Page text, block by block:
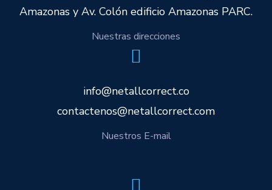
Amazonas y Av. Colón edificio Amazonas PARC.
Nuestras direcciones
info@netallcorrect.co
contactenos@netallcorrect.com
Nuestros E-mail